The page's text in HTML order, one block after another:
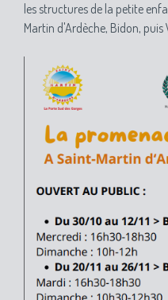
les structures de la petite
Martin d'Ardèche, Bidon, puis